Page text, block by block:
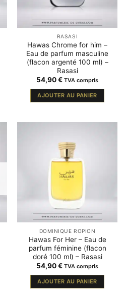
RASASI
Hawas Chrome for him –
Eau de parfum masculine
(flacon argenté 100 ml) –
Rasasi
54,90€ TVA compris
AJOUTER AU PANIER
DOMINIQUE ROPION
Hawas For Her – Eau de
parfum féminine (flacon
doré 100 ml) – Rasasi
54,90€ TVA compris
AJOUTER AU PANIER